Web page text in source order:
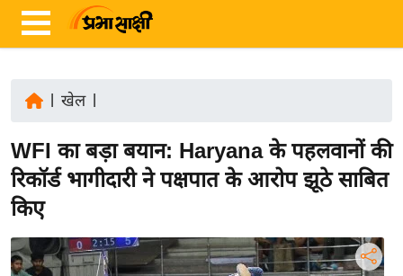
ज़ा
ख
ब
र
रा
खेल|
WFI का बड़ा बयान: Haryana के पहलवानों की
रिकॉर्ड भागीदारी ने पक्षपात के आरोप झूठे साबित
किए